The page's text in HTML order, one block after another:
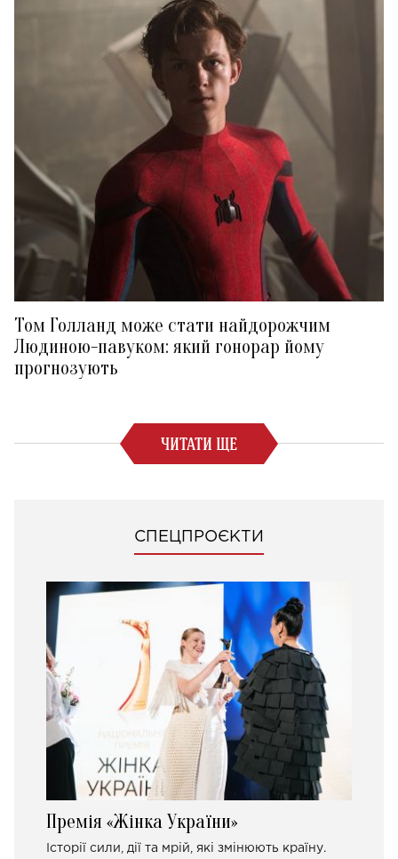
Том Голланд може стати найдорожчим
Людиною-павуком: який гонорар йому
прогнозують
ЧИТАТИ ЩЕ
СПЕЦПРОЄКТИ
Премія «Жінка України»
Історії сили, дії та мрій, які змінюють країну.